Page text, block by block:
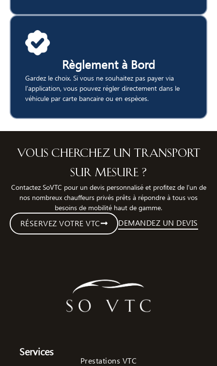
Règlement à Bord
Gardez le choix. Si vous ne souhaitez pas payer via
l’application, vous pouvez régler directement dans le
véhicule par carte bancaire ou en espèces.
Vous cherchez un transport
sur mesure ?
Contactez SoVTC pour un devis personnalisé et profitez de l’un de
nos nombreux chauffeurs privés prêts à répondre à tous vos
besoins de mobilité haut de gamme.
RÉSERVEZ VOTRE VTC DEMANDEZ UN DEVIS
Services
Prestations VTC